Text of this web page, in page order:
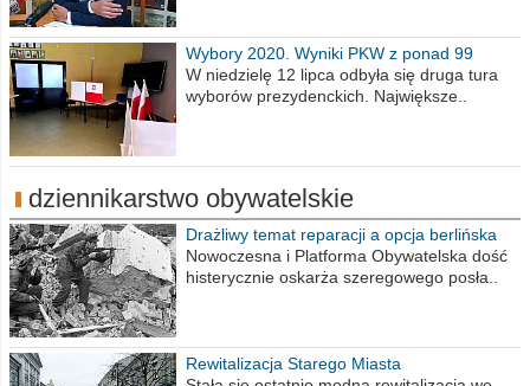
Wybory 2020. Wyniki PKW z ponad 99
procent obwodów
W niedzielę 12 lipca odbyła się druga tura
wyborów prezydenckich. Największe..
dziennikarstwo obywatelskie
Drażliwy temat reparacji a opcja berlińska
Nowoczesna i Platforma Obywatelska dość
histerycznie oskarża szeregowego posła..
Rewitalizacja Starego Miasta